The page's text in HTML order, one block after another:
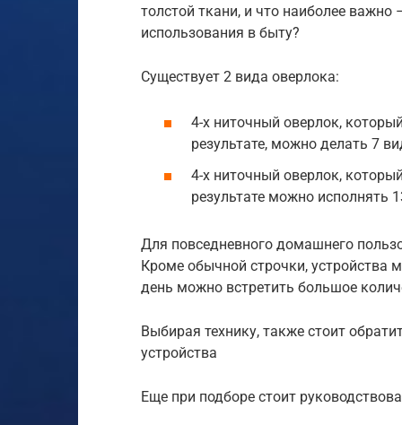
толстой ткани, и что наиболее
использования в быту?
Существует 2 вида оверлока:
4-х ниточный оверлок,
результате, можно делать 7
4-х ниточный оверлок,
результате можно исполнять
Для повседневного домашнего
Кроме обычной строчки,
день можно встретить большое
Выбирая технику, также стоит
устройства
Еще при подборе стоит